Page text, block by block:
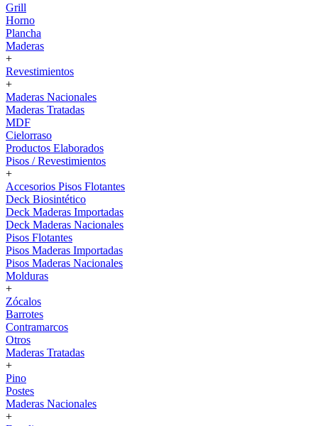
Grill
Horno
Plancha
Maderas
+
Revestimientos
+
Maderas Nacionales
Maderas Tratadas
MDF
Cielorraso
Productos Elaborados
Pisos / Revestimientos
+
Accesorios Pisos Flotantes
Deck Biosintético
Deck Maderas Importadas
Deck Maderas Nacionales
Pisos Flotantes
Pisos Maderas Importadas
Pisos Maderas Nacionales
Molduras
+
Zócalos
Barrotes
Contramarcos
Otros
Maderas Tratadas
+
Pino
Postes
Maderas Nacionales
+